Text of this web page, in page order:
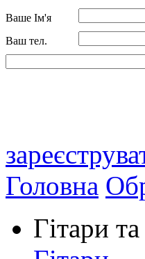
Ваше Ім'я
Ваш тел.
Головна
Гітари